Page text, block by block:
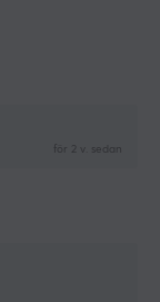
för 2 v. sedan